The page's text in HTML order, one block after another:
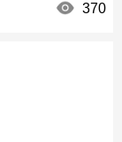
370